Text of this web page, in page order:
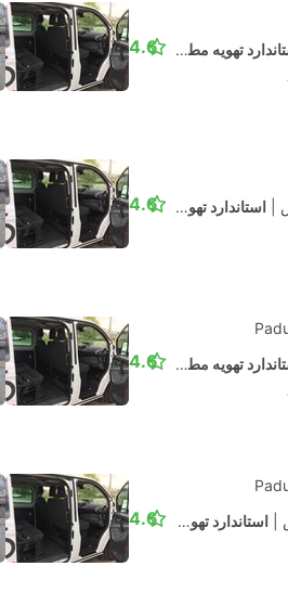
تهویه مطبوع 4.6
استاندارد تهویه مطبوع 4.6
تهویه مطبوع 4.6
استاندارد تهویه مطبوع 4.6